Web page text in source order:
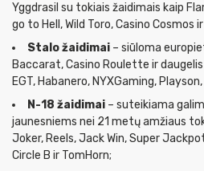
Yggdrasil su tokiais žaidimais kaip
go to Hell, Wild Toro, Casino Cosmos
Stalo žaidimai – siūloma
Baccarat, Casino Roulette ir
EGT, Habanero, NYXGaming,
N-18 žaidimai – suteikiama
jaunesniems nei 21 metų amžiaus
Joker, Reels, Jack Win, Super
Circle B ir TomHorn;